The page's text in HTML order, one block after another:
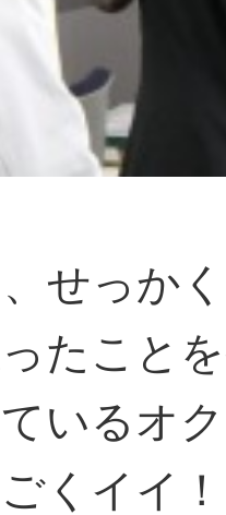
せっか
たこと
いるオ
くイイ！